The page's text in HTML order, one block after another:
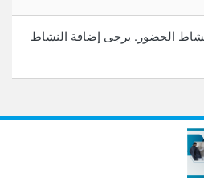
الحضور. يرجى إضافة النشاط